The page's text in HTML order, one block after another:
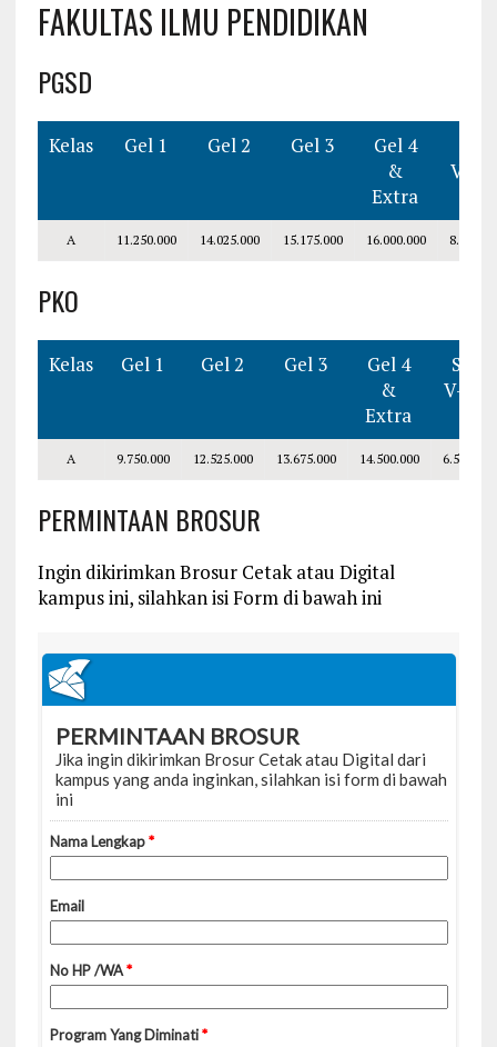
FAKULTAS ILMU PENDIDIKAN
PGSD
Kelas Gel 1 Gel 2 Gel 3
Gel 4
&
Extra
A 11.250.000 14.025.000 15.175.000 16.000.000
PKO
Kelas Gel 1 Gel 2 Gel 3
Gel 4
&
Extra
Smt
V–VII
A 9.750.000 12.525.000 13.675.000 14.500.000 6.500.000
PERMINTAAN BROSUR
Ingin dikirimkan Brosur Cetak atau Digital
kampus ini, silahkan isi Form di bawah ini